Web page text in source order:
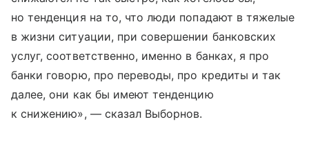
но тенденция на то, что люди попадают в тяжелые
в жизни ситуации, при совершении банковских
услуг, соответственно, именно в банках, я про
банки говорю, про переводы, про кредиты и так
далее, они как бы имеют тенденцию
к снижению», — сказал Выборнов.